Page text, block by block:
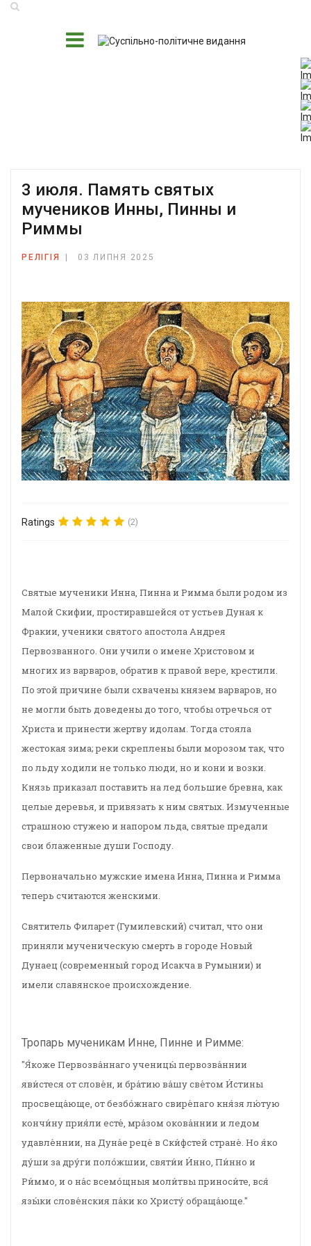
3 июля. Память святых
мучеников Инны, Пинны и
Риммы
РЕЛІГІЯ 03 ЛИПНЯ 2025
Ratings (2)
Святые мученики Инна, Пинна и Римма были родом из
Малой Скифии, простиравшейся от устьев Дуная к
Фракии, ученики святого апостола Андрея
Первозванного. Они учили о имене Христовом и
многих из варваров, обратив к правой вере, крестили.
По этой причине были схвачены князем варваров, но
не могли быть доведены до того, чтобы отречься от
Христа и принести жертву идолам. Тогда стояла
жестокая зима; реки скреплены были морозом так, что
по льду ходили не только люди, но и кони и возки.
Князь приказал поставить на лед большие бревна, как
целые деревья, и привязать к ним святых. Измученные
страшною стужею и напором льда, святые предали
свои блаженные души Господу.
Первоначально мужские имена Инна, Пинна и Римма
теперь считаются женскими.
Святитель Филарет (Гумилевский) считал, что они
приняли мученическую смерть в городе Новый
Дунаец (современный город Исакча в Румынии) и
имели славянское происхождение.
Тропарь мученикам Инне, Пинне и Римме:
"Я́коже Первозва́ннаго ученицы́ первозва́ннии
яви́стеся от слове́н, и бра́тию ва́шу све́том И́стины
просвеща́юще, от безбо́жнаго свире́паго кня́зя лю́тую
кончи́ну прия́ли есте́, мра́зом окова́ннии и ледом
удавле́ннии, на Дуна́е реце́ в Ски́фстей стране́. Но я́ко
ду́ши за дру́ги поло́жшии, святи́и И́нно, Пи́нно и
Ри́ммо, и о на́с всемо́щныя моли́твы приноси́те, вся́
язы́ки слове́нския па́ки ко Христу́ обраща́юще."